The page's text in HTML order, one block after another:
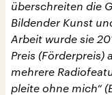
überschreiten die
Bildender Kunst
Arbeit wurde sie
Preis (Förderpreis)
mehrere
pleite ohne mich“